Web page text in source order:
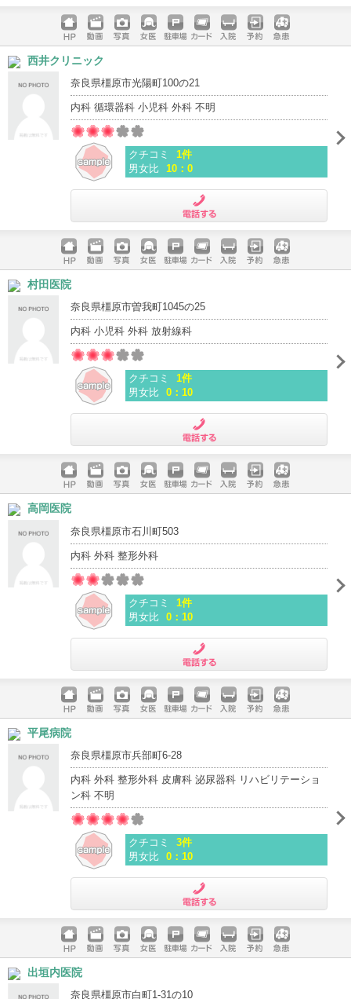
ホームペ
ージ
動画 写真 女医 駐車場
クレジッ
入院 予約 急患
西井クリニック
奈良県橿原市光陽町100の21
内科 循環器科 小児科 外科 不明
クチコミ
1件
男女比 10：0
ホームペ
ージ
動画 写真 女医 駐車場
クレジッ
入院 予約 急患
村田医院
奈良県橿原市曽我町1045の25
内科 小児科 外科 放射線科
クチコミ
1件
男女比 0：10
ホームペ
ージ
動画 写真 女医 駐車場
クレジッ
入院 予約 急患
高岡医院
奈良県橿原市石川町503
内科 外科 整形外科
クチコミ
1件
男女比 0：10
ホームペ
ージ
動画 写真 女医 駐車場
クレジッ
入院 予約 急患
平尾病院
奈良県橿原市兵部町6-28
内科 外科 整形外科 皮膚科 泌尿器科 リハビリテーショ
ン科 不明
クチコミ
3件
男女比 0：10
ホームペ
ージ
動画 写真 女医 駐車場
クレジッ
入院 予約 急患
出垣内医院
奈良県橿原市白町1-31の10